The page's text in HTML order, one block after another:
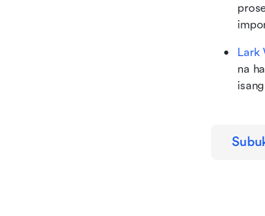
Lark
na